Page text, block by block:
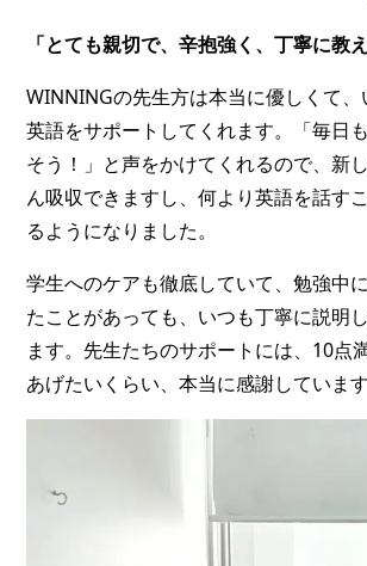
「とても親切で、辛抱強く、丁寧に教
WINNINGの先生方は本当に優しくて
英語をサポートしてくれます。「毎日
そう！」と声をかけてくれるので、新
ん吸収できますし、何より英語を話す
るようになりました。
学生へのケアも徹底していて、勉強中
たことがあっても、いつも丁寧に説明
ます。先生たちのサポートには、10点
あげたいくらい、本当に感謝しています